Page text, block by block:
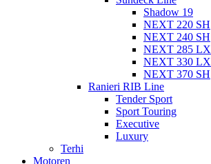
Shadow 19
NEXT 220 SH
NEXT 240 SH
NEXT 285 LX
NEXT 330 LX
NEXT 370 SH
Ranieri RIB Line
Tender Sport
Sport Touring
Executive
Luxury
Terhi
Motoren